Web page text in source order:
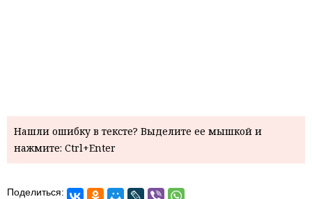
Нашли ошибку в тексте? Выделите ее мышкой и
нажмите: Ctrl+Enter
Поделиться: